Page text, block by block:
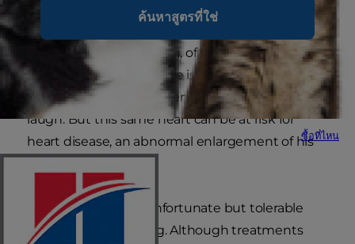
ค้นหาสูตรที่ใช่
ซื้อที่ไหน
Heart Disease in Dogs
No matter your dog's size, he has a big heart -
metaphorically speaking, of course. He has a
personality all his own, he is a loyal companion
and seems to know when you need a good
laugh. But this same heart can be at risk for
heart disease, an abnormal enlargement of his
Heart disease is an unfortunate but tolerable
condition for your dog. Although treatments